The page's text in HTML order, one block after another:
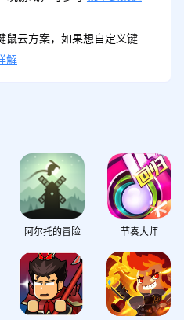
鼠云方案，如果想自定义键
解
阿尔托的冒险 节奏大师